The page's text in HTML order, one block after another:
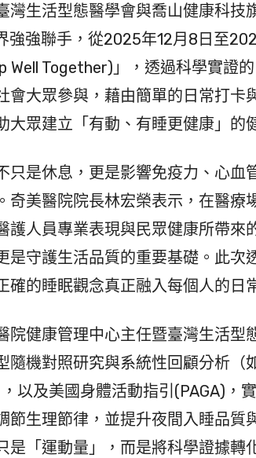
灣生活型態醫學會與喬山健康科
強強聯手，從2025年12月8日至
Well Together)」，透過科學實證
會大眾參與，藉由簡單的日常打卡
大眾建立「有動、有睡更健康」的
只是休息，更是影響免疫力、心血
奇美醫院院長林宏榮表示，在醫療
護人員專業表現與民眾健康所帶來
是守護生活品質的重要基礎。此次
確的睡眠觀念真正融入每個人的日
院健康管理中心主任暨臺灣生活型
隨機對照研究與系統性回顧分析（
以及美國身體活動指引(PAGA)，
節生理節律，並提升夜間入睡品質
是「運動量」，而是將科學證據轉